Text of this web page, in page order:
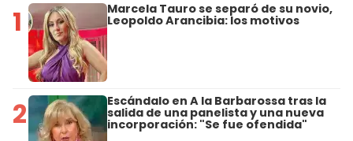
1 Marcela Tauro se separó de su novio,
Leopoldo Arancibia: los motivos
2 Escándalo en A la Barbarossa tras la
salida de una panelista y una nueva
incorporación: "Se fue ofendida"